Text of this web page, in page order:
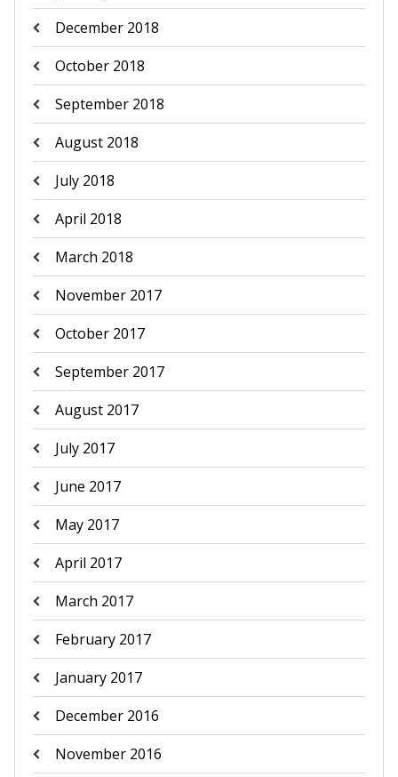
December 2018
October 2018
September 2018
August 2018
July 2018
April 2018
March 2018
November 2017
October 2017
September 2017
August 2017
July 2017
June 2017
May 2017
April 2017
March 2017
February 2017
January 2017
December 2016
November 2016